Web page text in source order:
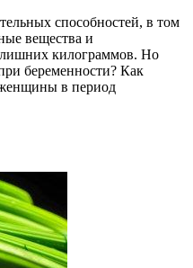
способностей, в том
вещества и
лишних килограммов. Но
беременности? Как
женщины в период